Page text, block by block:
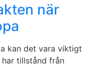
när
kan det vara viktigt
tillstånd från